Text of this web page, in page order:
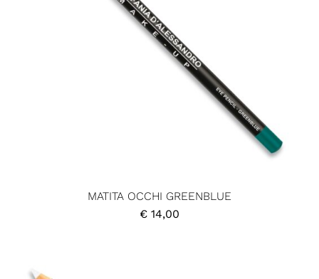
MATITA OCCHI GREENBLUE
€14,00